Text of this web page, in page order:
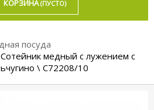
КОРЗИНА (ПУСТО)
посуда
Сотейник медный с лужением с
\ С72208/10